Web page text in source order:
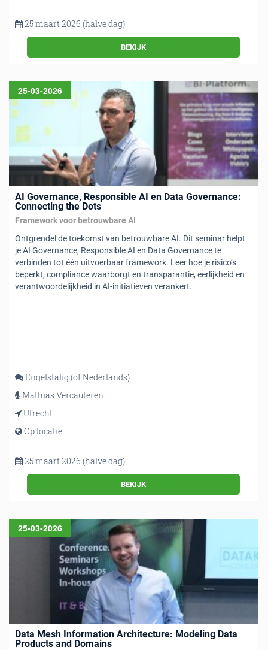
25 maart 2026 (halve dag)
BEKIJK
25-03-2026
AI Governance, Responsible AI en Data Governance:
Connecting the Dots
Framework voor betrouwbare AI
Ontgrendel de toekomst van betrouwbare AI. Dit seminar helpt
je AI Governance, Responsible AI en Data Governance te
verbinden tot één uitvoerbaar framework. Leer hoe je risico’s
beperkt, compliance waarborgt en transparantie, eerlijkheid en
verantwoordelijkheid in AI-initiatieven verankert.
Engelstalig (of Nederlands)
Mathias Vercauteren
Utrecht
Op locatie
25 maart 2026 (halve dag)
BEKIJK
25-03-2026
Data Mesh Information Architecture: Modeling Data
Products and Domains